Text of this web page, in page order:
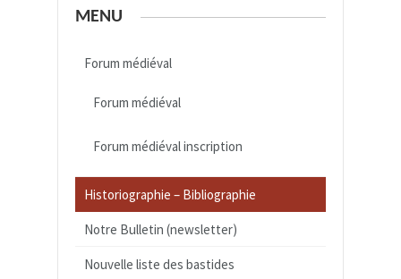
MENU
Forum médiéval
Forum médiéval
Forum médiéval inscription
Historiographie – Bibliographie
Notre Bulletin (newsletter)
Nouvelle liste des bastides